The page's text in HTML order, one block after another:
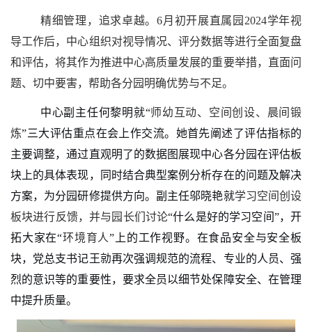
精细管理，追求卓越。6月初开展直属园 2024学年视
导工作后，中心组织对视导情况、评分数据等进行全面复盘
和评估，将其作为推进中心高质量发展的重要举措，直面问
题、切中要害，帮助各分园明确优势与不足。
中心副主任何黎明就“师幼互动、 空间创设、 晨间锻
炼”三大评估重点在会上作交流。她首先阐述了评估指标的
主要调整，通过直观明了的数据图展现中心各分园在评估板
块上的具体表现，同时结合典型案例分析存在的问题及解决
方案，为分园研修提供方向。副主任邬晓艳就学习空间创设
板块进行反馈，并与园长们讨论“什么是好的学习空间”，开
拓大家在“环境育人”上的工作视野。在食品安全与安全板
块，党总支书记王勍再次强调规范的流程、专业的人员、强
烈的意识等的重要性，要求全员以细节处保障安全、在管理
中提升质量。